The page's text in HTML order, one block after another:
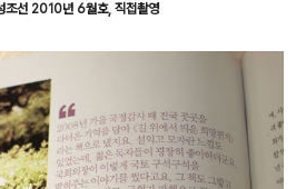
조선 2010년 6월호, 직접촬영